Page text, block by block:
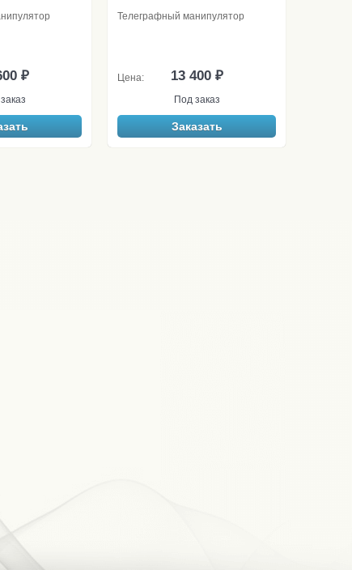
₽
Телеграфный манипулятор
Цена: 13 400 ₽
Под заказ
Заказать